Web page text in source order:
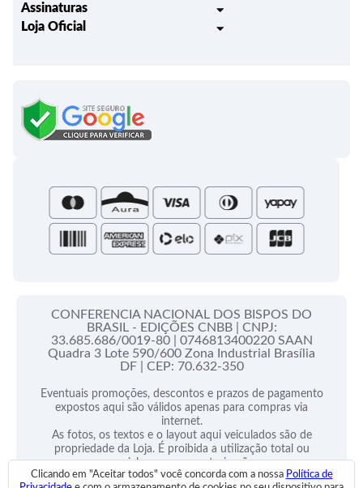
Trocas e Devoluções
Assinaturas
Liturgia Igreja em Oração
Roteiros Homiléticos
Folhetos e Partituras
Loja Oficial
Bíblias - Tradução Oficial
Campanha da Fraternidade
CONFERENCIA NACIONAL DOS BISPOS DO
BRASIL - EDIÇÕES CNBB | CNPJ:
33.685.686/0019-80 | 0746813400220 SAAN
Quadra 3 Lote 590/600 Zona Industrial Brasília
DF | CEP: 70.632-350
Eventuais promoções, descontos e prazos de pagamento
expostos aqui são válidos apenas para compras via
internet.
As fotos, os textos e o layout aqui veiculados são de
propriedade da Loja. É proibida a utilização total ou
parcial sem nossa autorização.
Clicando em "Aceitar todos" você concorda com a nossa Política de